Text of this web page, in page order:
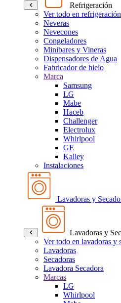
Refrigeración
Ver todo en refrigeración
Neveras
Nevecones
Congeladores
Minibares y Vineras
Dispensadores de Agua
Fabricador de hielo
Marca
Samsung
LG
Mabe
Haceb
Challenger
Electrolux
Whirlpool
GE
Kalley
Instalaciones
Lavadoras y
Lavadoras y
Ver todo en lavadoras y
Lavadoras
Secadoras
Lavadora Secadora
Marcas
LG
Whirlpool